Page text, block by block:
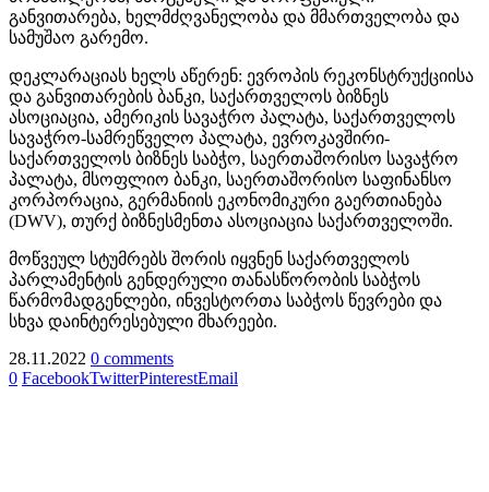
განვითარება, ხელმძღვანელობა და მმართველობა და
სამუშაო გარემო.
დეკლარაციას ხელს აწერენ: ევროპის რეკონსტრუქციისა
და განვითარების ბანკი, საქართველოს ბიზნეს
ასოციაცია, ამერიკის სავაჭრო პალატა, საქართველოს
სავაჭრო-სამრეწველო პალატა, ევროკავშირი-
საქართველოს ბიზნეს საბჭო, საერთაშორისო სავაჭრო
პალატა, მსოფლიო ბანკი, საერთაშორისო საფინანსო
კორპორაცია, გერმანიის ეკონომიკური გაერთიანება
(DWV), თურქ ბიზნესმენთა ასოციაცია საქართველოში.
მოწვეულ სტუმრებს შორის იყვნენ საქართველოს
პარლამენტის გენდერული თანასწორობის საბჭოს
წარმომადგენლები, ინვესტორთა საბჭოს წევრები და
სხვა დაინტერესებული მხარეები.
28.11.2022 0 comments
0 FacebookTwitterPinterestEmail